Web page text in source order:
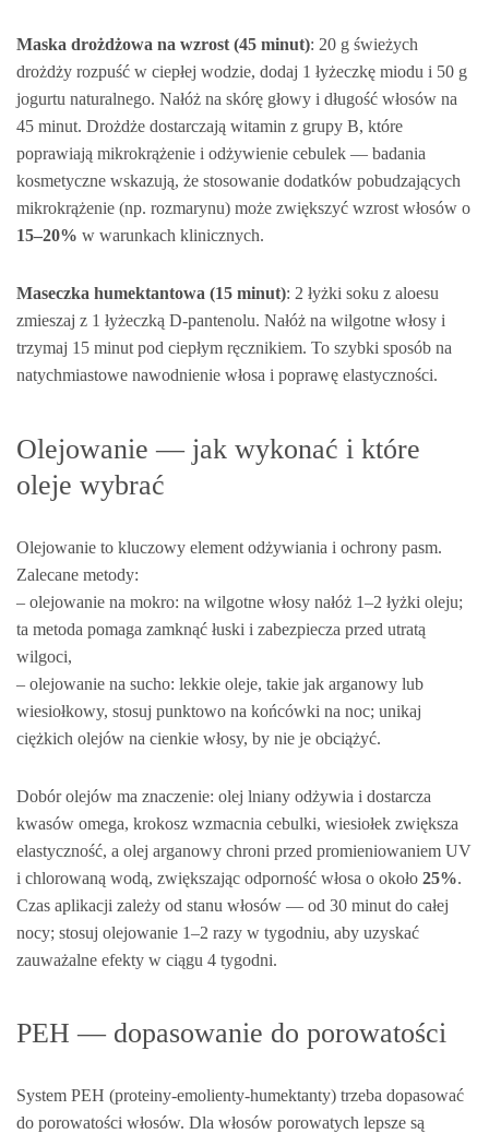
Maska drożdżowa na wzrost (45 minut): 20 g świeżych
drożdży rozpuść w ciepłej wodzie, dodaj 1 łyżeczkę miodu i 50 g
jogurtu naturalnego. Nałóż na skórę głowy i długość włosów na
45 minut. Drożdże dostarczają witamin z grupy B, które
poprawiają mikrokrążenie i odżywienie cebulek — badania
kosmetyczne wskazują, że stosowanie dodatków pobudzających
mikrokrążenie (np. rozmarynu) może zwiększyć wzrost włosów o
15–20% w warunkach klinicznych.
Maseczka humektantowa (15 minut): 2 łyżki soku z aloesu
zmieszaj z 1 łyżeczką D‑pantenolu. Nałóż na wilgotne włosy i
trzymaj 15 minut pod ciepłym ręcznikiem. To szybki sposób na
natychmiastowe nawodnienie włosa i poprawę elastyczności.
Olejowanie — jak wykonać i które
oleje wybrać
Olejowanie to kluczowy element odżywiania i ochrony pasm.
Zalecane metody:
– olejowanie na mokro: na wilgotne włosy nałóż 1–2 łyżki oleju;
ta metoda pomaga zamknąć łuski i zabezpiecza przed utratą
wilgoci,
– olejowanie na sucho: lekkie oleje, takie jak arganowy lub
wiesiołkowy, stosuj punktowo na końcówki na noc; unikaj
ciężkich olejów na cienkie włosy, by nie je obciążyć.
Dobór olejów ma znaczenie: olej lniany odżywia i dostarcza
kwasów omega, krokosz wzmacnia cebulki, wiesiołek zwiększa
elastyczność, a olej arganowy chroni przed promieniowaniem UV
i chlorowaną wodą, zwiększając odporność włosa o około 25%.
Czas aplikacji zależy od stanu włosów — od 30 minut do całej
nocy; stosuj olejowanie 1–2 razy w tygodniu, aby uzyskać
zauważalne efekty w ciągu 4 tygodni.
PEH — dopasowanie do porowatości
System PEH (proteiny-emolienty-humektanty) trzeba dopasować
do porowatości włosów. Dla włosów porowatych lepsze są